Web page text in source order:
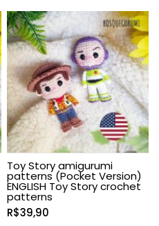
preço:
R$29,90
através
R$34,90
Toy Story amigurumi
patterns (Pocket Version)
ENGLISH Toy Story crochet
patterns
R$39,90